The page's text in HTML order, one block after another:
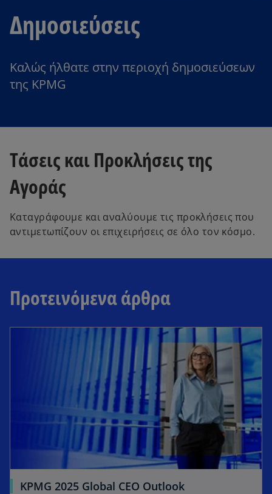
Δημοσιεύσεις
Καλώς ήλθατε στην περιοχή δημοσιεύσεων
της KPMG
Τάσεις και Προκλήσεις της
Αγοράς
Καταγράφουμε και αναλύουμε τις προκλήσεις που
αντιμετωπίζουν οι επιχειρήσεις σε όλο τον κόσμο.
Προτεινόμενα άρθρα
KPMG 2025 Global CEO Outlook